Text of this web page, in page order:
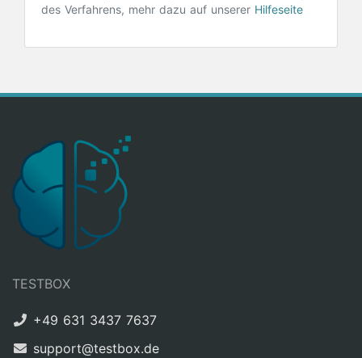
des Verfahrens, mehr dazu auf unserer Hilfeseite
TESTBOX
+49 631 3437 7637
support@testbox.de